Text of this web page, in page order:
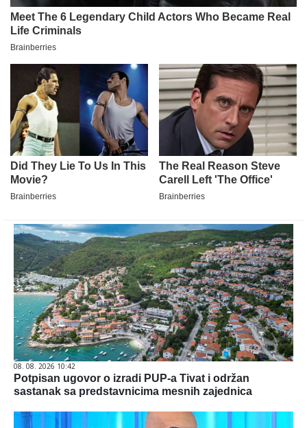
08. 08. 2026 10:42
Potpisan ugovor o izradi PUP-a Tivat i održan
sastanak sa predstavnicima mesnih zajednica